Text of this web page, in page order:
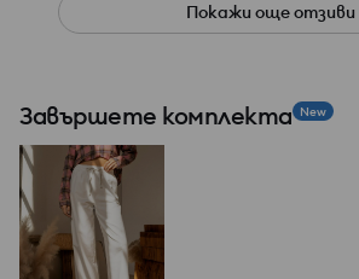
Покажи още отзиви
Завършете комплекта New